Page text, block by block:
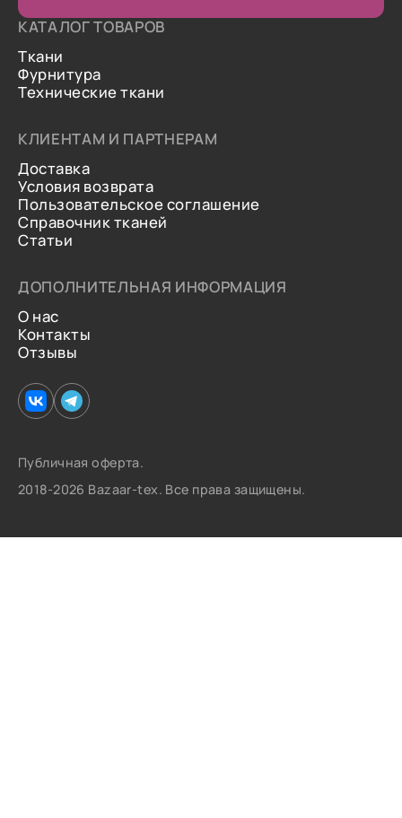
КАТАЛОГ ТОВАРОВ
Ткани
Фурнитура
Технические ткани
КЛИЕНТАМ И ПАРТНЕРАМ
Доставка
Условия возврата
Пользовательское соглашение
Справочник тканей
Статьи
ДОПОЛНИТЕЛЬНАЯ ИНФОРМАЦИЯ
О нас
Контакты
Отзывы
Публичная оферта.
2018-2026 Bazaar-tex. Все права защищены.